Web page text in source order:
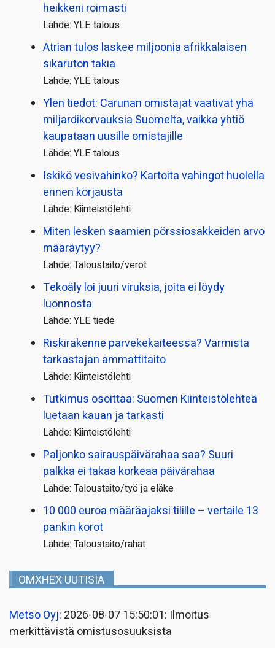
heikkeni roimasti
Lähde: YLE talous
Atrian tulos laskee miljoonia afrikkalaisen
sikaruton takia
Lähde: YLE talous
Ylen tiedot: Carunan omistajat vaativat yhä
miljardi­korvauksia Suomelta, vaikka yhtiö
kaupataan uusille omistajille
Lähde: YLE talous
Iskikö vesivahinko? Kartoita vahingot huolella
ennen korjausta
Lähde: Kiinteistölehti
Miten lesken saamien pörssi­osakkeiden arvo
määräytyy?
Lähde: Taloustaito/verot
Tekoäly loi juuri viruksia, joita ei löydy
luonnosta
Lähde: YLE tiede
Riskirakenne parvekekaiteessa? Varmista
tarkastajan ammattitaito
Lähde: Kiinteistölehti
Tutkimus osoittaa: Suomen Kiinteistölehteä
luetaan kauan ja tarkasti
Lähde: Kiinteistölehti
Paljonko sairauspäivä­rahaa saa? Suuri
palkka ei takaa korkeaa päivärahaa
Lähde: Taloustaito/työ ja eläke
10 000 euroa määräajaksi tilille – vertaile 13
pankin korot
Lähde: Taloustaito/rahat
OMXHEX UUTISIA
Metso Oyj: 2026-08-07 15:50:01: Ilmoitus
merkittävistä omistusosuuksista